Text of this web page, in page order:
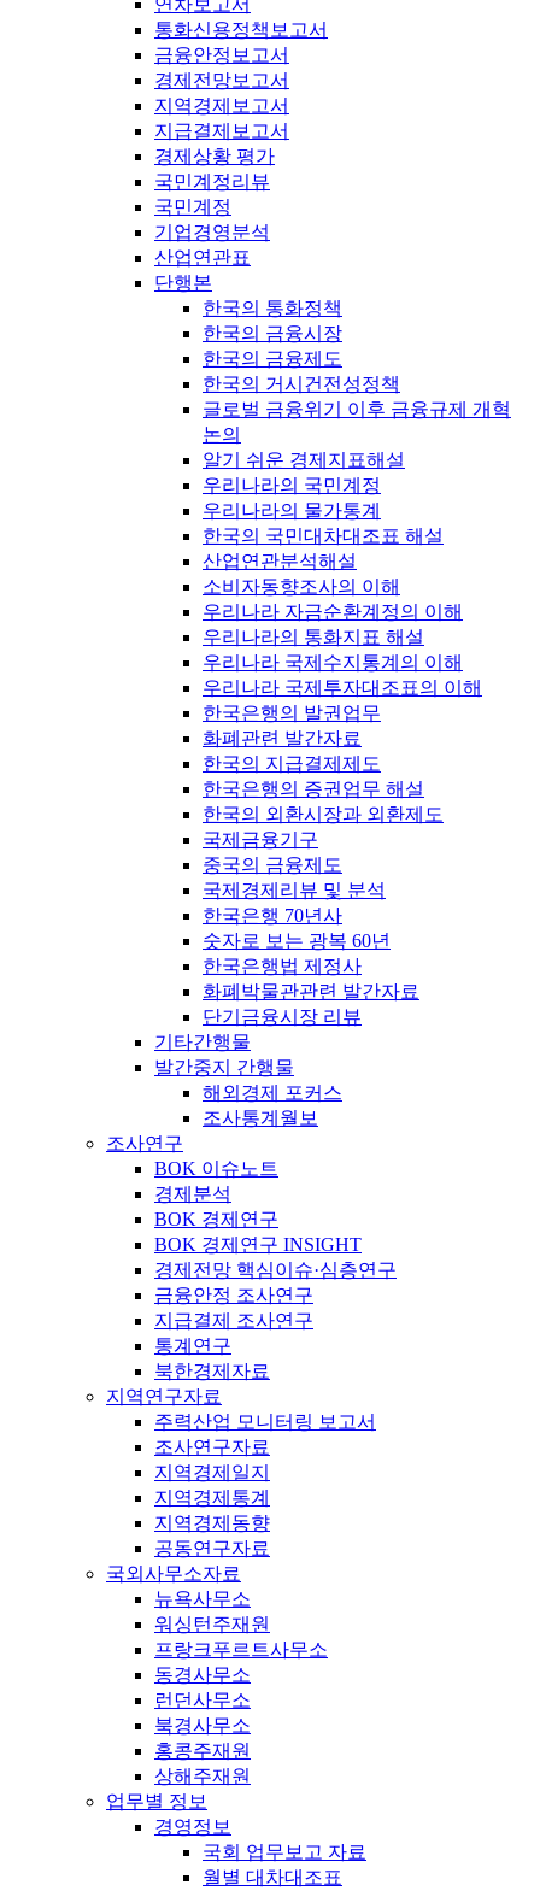
연차보고서
통화신용정책보고서
금융안정보고서
경제전망보고서
지역경제보고서
지급결제보고서
경제상황 평가
국민계정리뷰
국민계정
기업경영분석
산업연관표
단행본
한국의 통화정책
한국의 금융시장
한국의 금융제도
한국의 거시건전성정책
글로벌 금융위기 이후 금융규제 개혁
논의
알기 쉬운 경제지표해설
우리나라의 국민계정
우리나라의 물가통계
한국의 국민대차대조표 해설
산업연관분석해설
소비자동향조사의 이해
우리나라 자금순환계정의 이해
우리나라의 통화지표 해설
우리나라 국제수지통계의 이해
우리나라 국제투자대조표의 이해
한국은행의 발권업무
화폐관련 발간자료
한국의 지급결제제도
한국은행의 증권업무 해설
한국의 외환시장과 외환제도
국제금융기구
중국의 금융제도
국제경제리뷰 및 분석
한국은행 70년사
숫자로 보는 광복 60년
한국은행법 제정사
화폐박물관관련 발간자료
단기금융시장 리뷰
기타간행물
발간중지 간행물
해외경제 포커스
조사통계월보
조사연구
BOK 이슈노트
경제분석
BOK 경제연구
BOK 경제연구 INSIGHT
경제전망 핵심이슈·심층연구
금융안정 조사연구
지급결제 조사연구
통계연구
북한경제자료
지역연구자료
주력산업 모니터링 보고서
조사연구자료
지역경제일지
지역경제통계
지역경제동향
공동연구자료
국외사무소자료
뉴욕사무소
워싱턴주재원
프랑크푸르트사무소
동경사무소
런던사무소
북경사무소
홍콩주재원
상해주재원
업무별 정보
경영정보
국회 업무보고 자료
월별 대차대조표